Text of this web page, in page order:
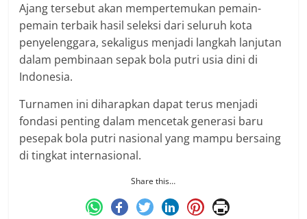
Ajang tersebut akan mempertemukan pemain-
pemain terbaik hasil seleksi dari seluruh kota
penyelenggara, sekaligus menjadi langkah lanjutan
dalam pembinaan sepak bola putri usia dini di
Indonesia.
Turnamen ini diharapkan dapat terus menjadi
fondasi penting dalam mencetak generasi baru
pesepak bola putri nasional yang mampu bersaing
di tingkat internasional.
Share this…